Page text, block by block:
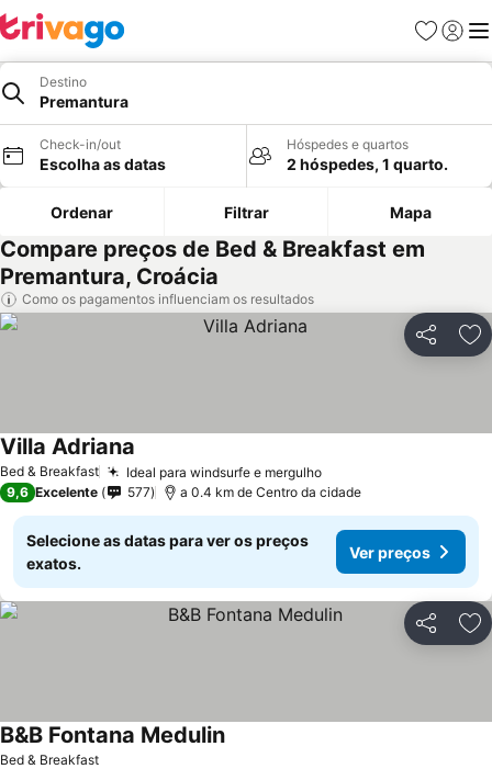
Favoritos
Iniciar
Destino
Premantura
Check-in/out
Escolha as datas
Hóspedes e quartos
2 hóspedes, 1 quarto.
Ordenar Filtrar Mapa
Compare preços de Bed & Breakfast em
Premantura, Croácia
Como os pagamentos influenciam os resultados
Partilhar
Bed & Breakfast Ideal para windsurfe e mergulho
Villa Adriana
9,6 Excelente 577 a 0.4 km de Centro da cidade
Selecione as datas para ver os preços
exatos.
Ver preços
Partilhar
Bed & Breakfast
B&B Fontana Medulin